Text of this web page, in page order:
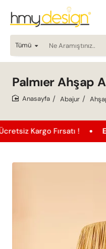
Tümü
Ne
Aramıştınız..
Palmıer Ahşap
Abajur
Fırsatı ! EN